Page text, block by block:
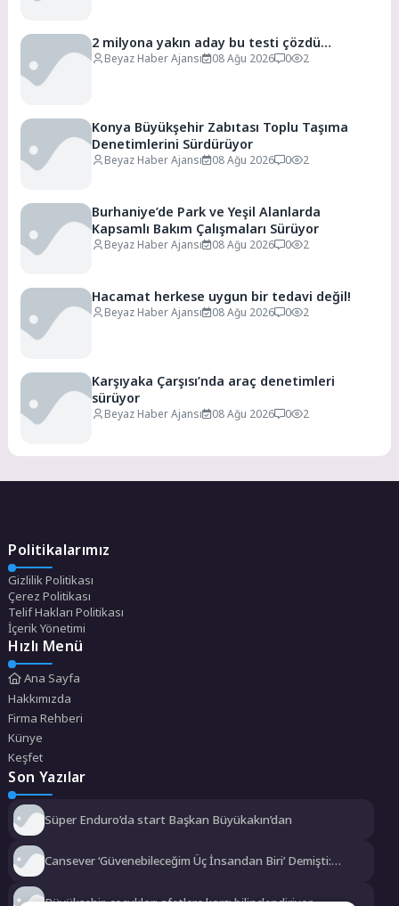
2 milyona yakın aday bu testi çözdü…
Beyaz Haber Ajansı 08 Ağu 2026 0 2
Konya Büyükşehir Zabıtası Toplu Taşıma
Denetimlerini Sürdürüyor
Beyaz Haber Ajansı 08 Ağu 2026 0 2
Burhaniye’de Park ve Yeşil Alanlarda
Kapsamlı Bakım Çalışmaları Sürüyor
Beyaz Haber Ajansı 08 Ağu 2026 0 2
Hacamat herkese uygun bir tedavi değil!
Beyaz Haber Ajansı 08 Ağu 2026 0 2
Karşıyaka Çarşısı’nda araç denetimleri
sürüyor
Beyaz Haber Ajansı 08 Ağu 2026 0 2
Politikalarımız
Gizlilik Politikası
Çerez Politikası
Telif Hakları Politikası
İçerik Yönetimi
Hızlı Menü
Ana Sayfa
Hakkımızda
Firma Rehberi
Künye
Keşfet
Son Yazılar
Süper Enduro’da start Başkan Büyükakın’dan
Cansever ‘Güvenebileceğim Üç İnsandan Biri’ Demişti:
Büyükşehir, çocukları afetlere karşı bilinçlendiriyor